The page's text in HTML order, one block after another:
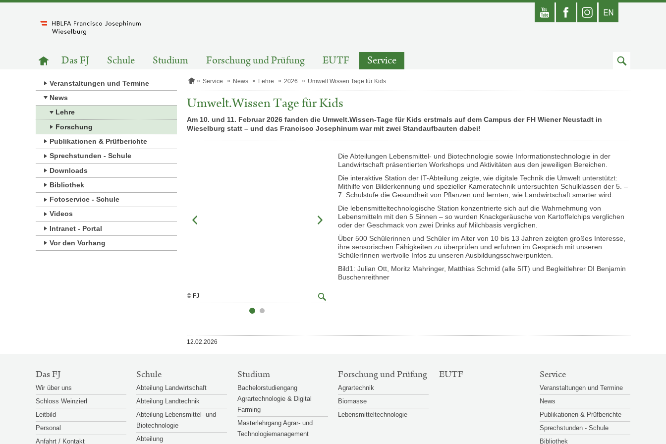
Youtube FacebookInstagram
HAUPTNAVIGATION
Zur
Startseite
Das FJ Schule Studium Forschung und Prüfung EUTF Service
Zum
Veranstaltungen und Termine
News
Lehre
Forschung
Publikationen & Prüfberichte
Sprechstunden - Schule
Downloads
Bibliothek
Fotoservice - Schule
Videos
Intranet - Portal
Vor den Vorhang
S
r
s
e
Service News Lehre 2026 Umwelt.Wissen Tage für Kids
Umwelt.Wissen Tage für Kids
Am 10. und 11. Februar 2026 fanden die Umwelt.Wissen-Tage für Kids erstmals auf dem Campus der FH Wiener Neustadt in
Wieselburg statt – und das Francisco Josephinum war mit zwei Standaufbauten dabei!
Großansicht
© FJ
Großansicht
öffnen
Die Abteilungen Lebensmittel- und Biotechnologie sowie Informationstechnologie in der
Landwirtschaft präsentierten Workshops und Aktivitäten aus den jeweiligen Bereichen.
Die interaktive Station der IT-Abteilung zeigte, wie digitale Technik die Umwelt unterstützt:
Mithilfe von Bilderkennung und spezieller Kameratechnik untersuchten Schulklassen der 5. –
7. Schulstufe die Gesundheit von Pflanzen und lernten, wie Landwirtschaft smarter wird.
Die lebensmitteltechnologische Station konzentrierte sich auf die Wahrnehmung von
Lebensmitteln mit den 5 Sinnen – so wurden Knackgeräusche von Kartoffelchips verglichen
oder der Geschmack von zwei Drinks auf Milchbasis verglichen.
Über 500 Schülerinnen und Schüler im Alter von 10 bis 13 Jahren zeigten großes Interesse,
ihre sensorischen Fähigkeiten zu überprüfen und erfuhren im Gespräch mit unseren
SchülerInnen wertvolle Infos zu unseren Ausbildungsschwerpunkten.
Bild1: Julian Ott, Moritz Mahringer, Matthias Schmid (alle 5IT) und Begleitlehrer DI Benjamin
Buschenreithner
Veröffentlicht
12.02.2026
SITEMAP-
NAVIGATION
Das FJ
Wir über uns
Schloss Weinzierl
Leitbild
Personal
Anfahrt / Kontakt
Schule
Abteilung Landwirtschaft
Abteilung Landtechnik
Abteilung Lebensmittel- und
Biotechnologie
Abteilung
Studium
Bachelorstudiengang
Agrartechnologie & Digital
Farming
Masterlehrgang Agrar- und
Technologiemanagement
Forschung und Prüfung
Agrartechnik
Biomasse
Lebensmitteltechnologie
EUTF Service
Veranstaltungen und Termine
News
Publikationen & Prüfberichte
Sprechstunden - Schule
Bibliothek